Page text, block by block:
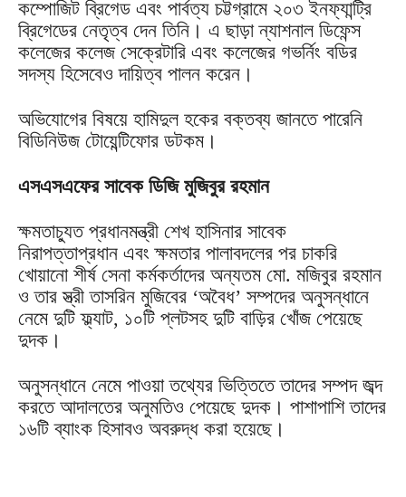
কম্পোজিট ব্রিগেড এবং পার্বত্য চট্টগ্রামে ২০৩ ইনফ্যান্ট্রি
ব্রিগেডের নেতৃত্ব দেন তিনি। এ ছাড়া ন্যাশনাল ডিফেন্স
কলেজের কলেজ সেক্রেটারি এবং কলেজের গভর্নিং বডির
সদস্য হিসেবেও দায়িত্ব পালন করেন।
অভিযোগের বিষয়ে হামিদুল হকের বক্তব্য জানতে পারেনি
বিডিনিউজ টোয়েন্টিফোর ডটকম।
এসএসএফের সাবেক ডিজি মুজিবুর রহমান
ক্ষমতাচ্যুত প্রধানমন্ত্রী শেখ হাসিনার সাবেক
নিরাপত্তাপ্রধান এবং ক্ষমতার পালাবদলের পর চাকরি
খোয়ানো শীর্ষ সেনা কর্মকর্তাদের অন্যতম মো. মজিবুর রহমান
ও তার স্ত্রী তাসরিন মুজিবের ‘অবৈধ’ সম্পদের অনুসন্ধানে
নেমে দুটি ফ্ল্যাট, ১০টি প্লটসহ দুটি বাড়ির খোঁজ পেয়েছে
দুদক।
অনুসন্ধানে নেমে পাওয়া তথ্যের ভিত্তিতে তাদের সম্পদ জব্দ
করতে আদালতের অনুমতিও পেয়েছে দুদক। পাশাপাশি তাদের
১৬টি ব্যাংক হিসাবও অবরুদ্ধ করা হয়েছে।